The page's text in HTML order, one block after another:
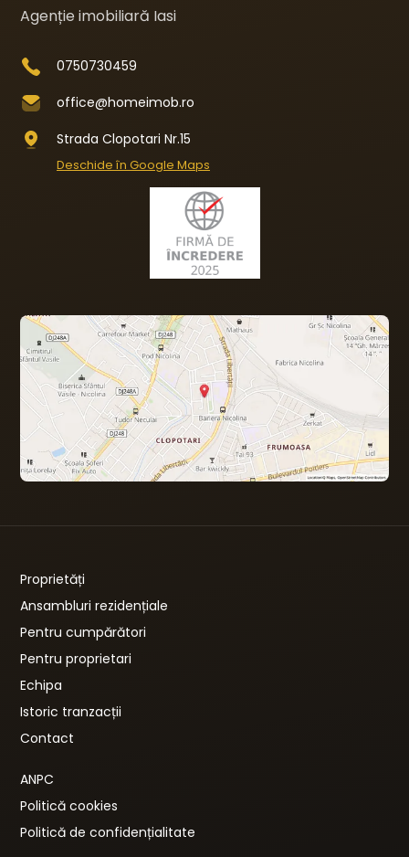
Agenție imobiliară Iasi
0750730459
office@homeimob.ro
Strada Clopotari Nr.15
Deschide în Google Maps
Proprietăți
Ansambluri rezidențiale
Pentru cumpărători
Pentru proprietari
Echipa
Istoric tranzacții
Contact
ANPC
Politică cookies
Politică de confidențialitate